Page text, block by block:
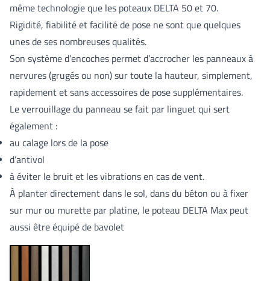
même technologie que les poteaux DELTA 50 et 70.
Rigidité, fiabilité et facilité de pose ne sont que quelques
unes de ses nombreuses qualités.
Son système d’encoches permet d’accrocher les panneaux à
nervures (grugés ou non) sur toute la hauteur, simplement,
rapidement et sans accessoires de pose supplémentaires.
Le verrouillage du panneau se fait par linguet qui sert
également :
au calage lors de la pose
d’antivol
à éviter le bruit et les vibrations en cas de vent.
À planter directement dans le sol, dans du béton ou à fixer
sur mur ou murette par platine, le poteau DELTA Max peut
aussi être équipé de bavolet